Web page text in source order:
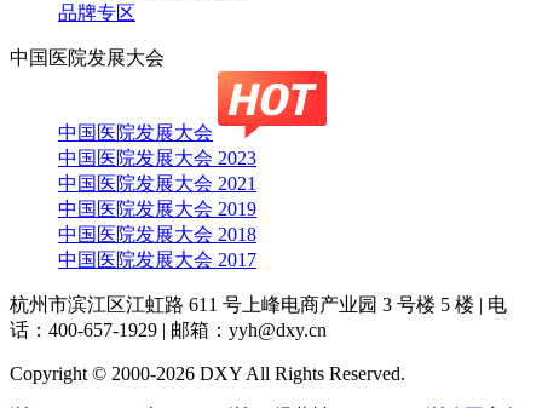
品牌专区
中国医院发展大会
中国医院发展大会
中国医院发展大会 2023
中国医院发展大会 2021
中国医院发展大会 2019
中国医院发展大会 2018
中国医院发展大会 2017
杭州市滨江区江虹路 611 号上峰电商产业园 3 号楼 5 楼 | 电
话：400-657-1929 | 邮箱：yyh@dxy.cn
Copyright © 2000-2026 DXY All Rights Reserved.